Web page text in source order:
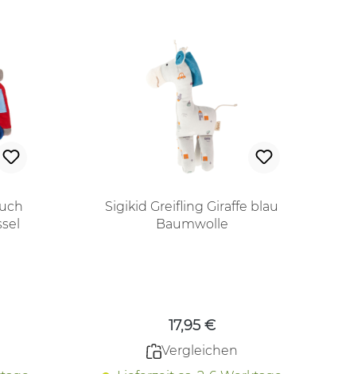
Sigikid Greifling Giraffe blau
Baumwolle
17,95 €
Vergleichen